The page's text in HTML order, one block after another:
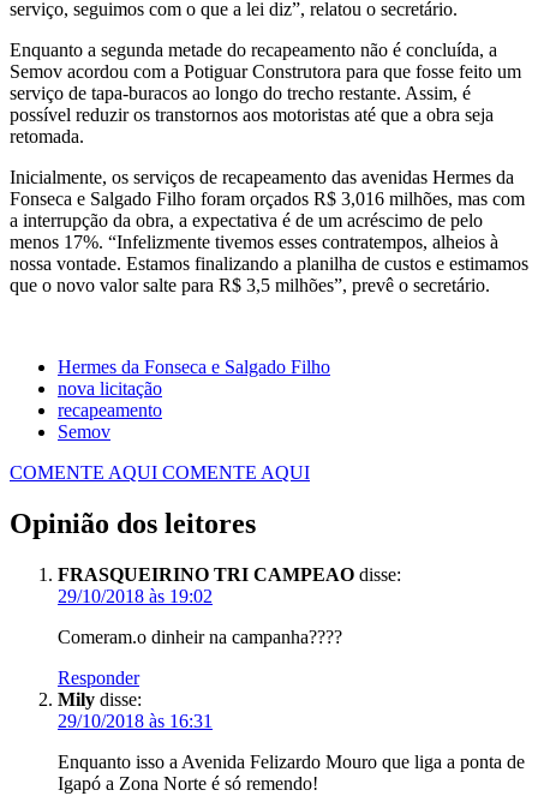
serviço, seguimos com o que a lei diz”, relatou o secretário.
Enquanto a segunda metade do recapeamento não é concluída, a
Semov acordou com a Potiguar Construtora para que fosse feito um
serviço de tapa-buracos ao longo do trecho restante. Assim, é
possível reduzir os transtornos aos motoristas até que a obra seja
retomada.
Inicialmente, os serviços de recapeamento das avenidas Hermes da
Fonseca e Salgado Filho foram orçados R$ 3,016 milhões, mas com
a interrupção da obra, a expectativa é de um acréscimo de pelo
menos 17%. “Infelizmente tivemos esses contratempos, alheios à
nossa vontade. Estamos finalizando a planilha de custos e estimamos
que o novo valor salte para R$ 3,5 milhões”, prevê o secretário.
Hermes da Fonseca e Salgado Filho
nova licitação
recapeamento
Semov
COMENTE AQUI COMENTE AQUI
Opinião dos leitores
FRASQUEIRINO TRI CAMPEAO disse:
29/10/2018 às 19:02
Comeram.o dinheir na campanha????
Responder
Mily disse:
29/10/2018 às 16:31
Enquanto isso a Avenida Felizardo Mouro que liga a ponta de
Igapó a Zona Norte é só remendo!